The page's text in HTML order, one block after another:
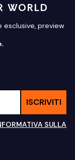
WORLD
preview
ISCRIVITI
SULLA